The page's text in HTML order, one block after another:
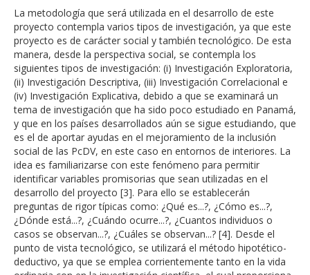
La metodología que será utilizada en el desarrollo de este
proyecto contempla varios tipos de investigación, ya que este
proyecto es de carácter social y también tecnológico. De esta
manera, desde la perspectiva social, se contempla los
siguientes tipos de investigación: (i) Investigación Exploratoria,
(ii) Investigación Descriptiva, (iii) Investigación Correlacional e
(iv) Investigación Explicativa, debido a que se examinará un
tema de investigación que ha sido poco estudiado en Panamá,
y que en los países desarrollados aún se sigue estudiando, que
es el de aportar ayudas en el mejoramiento de la inclusión
social de las PcDV, en este caso en entornos de interiores. La
idea es familiarizarse con este fenómeno para permitir
identificar variables promisorias que sean utilizadas en el
desarrollo del proyecto [3]. Para ello se establecerán
preguntas de rigor típicas como: ¿Qué es...?, ¿Cómo es...?,
¿Dónde está...?, ¿Cuándo ocurre...?, ¿Cuantos individuos o
casos se observan...?, ¿Cuáles se observan...? [4]. Desde el
punto de vista tecnológico, se utilizará el método hipotético-
deductivo, ya que se emplea corrientemente tanto en la vida